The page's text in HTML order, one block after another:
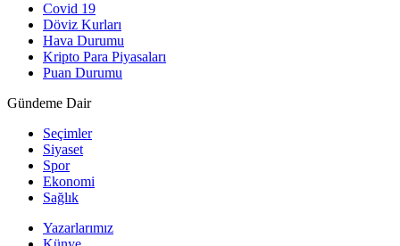
Covid 19
Döviz Kurları
Hava Durumu
Kripto Para Piyasaları
Puan Durumu
Gündeme Dair
Seçimler
Siyaset
Spor
Ekonomi
Sağlık
Yazarlarımız